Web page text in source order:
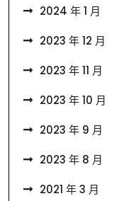
2024 年 1 月
2023 年 12 月
2023 年 11 月
2023 年 10 月
2023 年 9 月
2023 年 8 月
2021 年 3 月